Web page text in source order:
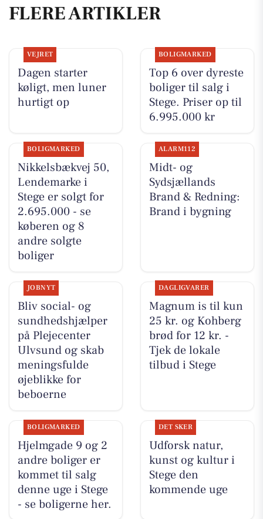
FLERE ARTIKLER
VEJRET
Dagen starter
køligt, men luner
hurtigt op
BOLIGMARKED
Top 6 over dyreste
boliger til salg i
Stege. Priser op til
6.995.000 kr
BOLIGMARKED
Nikkelsbækvej 50,
Lendemarke i
Stege er solgt for
2.695.000 - se
køberen og 8
andre solgte
boliger
ALARM112
Midt- og
Sydsjællands
Brand & Redning:
Brand i bygning
JOBNYT
Bliv social- og
sundhedshjælper
på Plejecenter
Ulvsund og skab
meningsfulde
øjeblikke for
beboerne
DAGLIGVARER
Magnum is til kun
25 kr. og Kohberg
brød for 12 kr. -
Tjek de lokale
tilbud i Stege
BOLIGMARKED
Hjelmgade 9 og 2
andre boliger er
kommet til salg
denne uge i Stege
- se boligerne her.
DET SKER
Udforsk natur,
kunst og kultur i
Stege den
kommende uge